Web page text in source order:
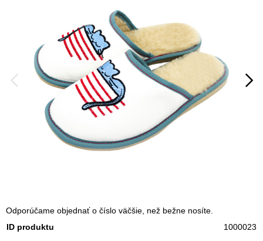
Odporúčame objednať o číslo väčšie, než bežne nosíte.
ID produktu
1000023